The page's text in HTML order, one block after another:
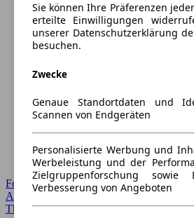
Forum Startseite
Alle Auto-Foren
Themen-Forum
Sie können Ihre Präferenzen
erteilte Einwilligungen
unserer Datenschutzerklärung
besuchen.
Zwecke
Genaue Standortdaten und
Scannen von Endgeräten
Personalisierte Werbung und
Werbeleistung und der
Zielgruppenforschung sowie
Verbesserung von Angeboten